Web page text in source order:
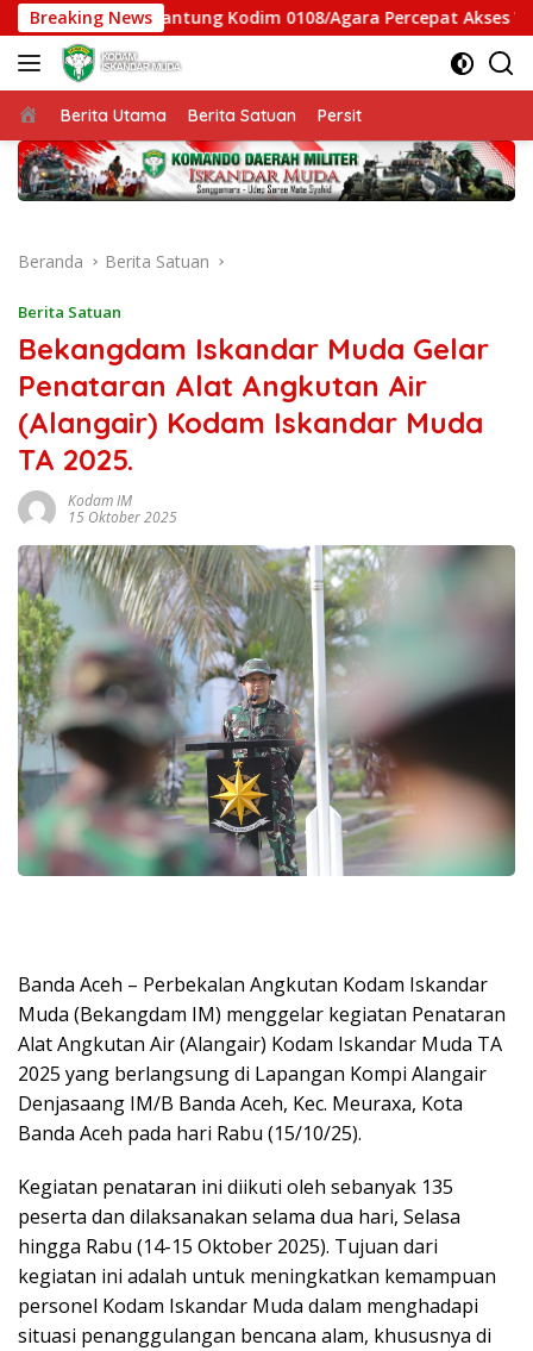
Langsung
ke
konten
Breaking News
Gantung Kodim 0108/Agara Percepat Akses Warga
Beranda
Berita Utama Berita Satuan Persit
Beranda Berita Satuan
Berita Satuan
Bekangdam Iskandar Muda Gelar
Penataran Alat Angkutan Air
(Alangair) Kodam Iskandar Muda
TA 2025.
Kodam IM
15 Oktober 2025
Banda Aceh – Perbekalan Angkutan Kodam Iskandar
Muda (Bekangdam IM) menggelar kegiatan Penataran
Alat Angkutan Air (Alangair) Kodam Iskandar Muda TA
2025 yang berlangsung di Lapangan Kompi Alangair
Denjasaang IM/B Banda Aceh, Kec. Meuraxa, Kota
Banda Aceh pada hari Rabu (15/10/25).
Kegiatan penataran ini diikuti oleh sebanyak 135
peserta dan dilaksanakan selama dua hari, Selasa
hingga Rabu (14-15 Oktober 2025). Tujuan dari
kegiatan ini adalah untuk meningkatkan kemampuan
personel Kodam Iskandar Muda dalam menghadapi
situasi penanggulangan bencana alam, khususnya di